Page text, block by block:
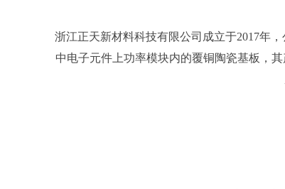
浙江正天新材料科技有限公司成立于2017年
中电子元件上功率模块内的覆铜陶瓷基板，